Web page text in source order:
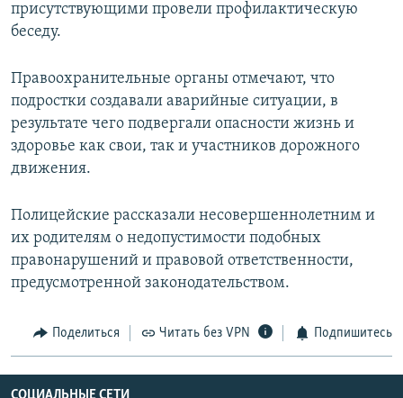
присутствующими провели профилактическую
беседу.
Правоохранительные органы отмечают, что
подростки создавали аварийные ситуации, в
результате чего подвергали опасности жизнь и
здоровье как свои, так и участников дорожного
движения.
Полицейские рассказали несовершеннолетним и
их родителям о недопустимости подобных
правонарушений и правовой ответственности,
предусмотренной законодательством.
Поделиться Читать без VPN Подпишитесь